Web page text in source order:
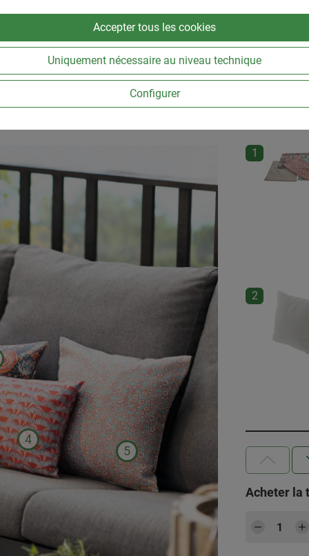
4
5
Ignorer la
1
2
Acheter la
Accepter tous les cookies
Uniquement nécessaire au niveau technique
Configurer